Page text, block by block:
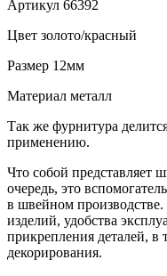
Артикул 66392
Цвет золото/красный
Размер 12мм
Материал металл
Так же фурнитура
применению.
Что собой представляет
очередь, это
в швейном производстве.
изделий, удобства
прикрепления деталей, в
декорирования.